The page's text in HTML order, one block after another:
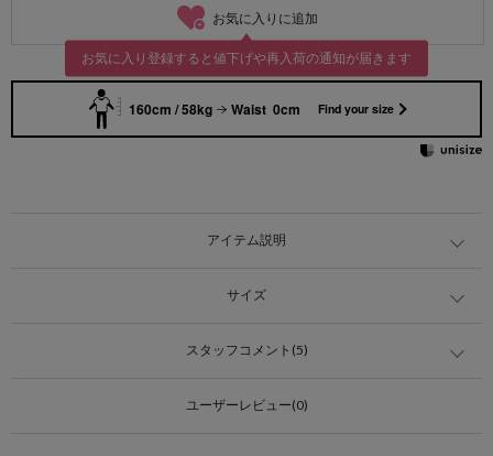
お気に入りに追加
お気に入り登録すると値下げや再入荷の通知が届きます
160cm / 58kg Waist 0cm Find your size
アイテム説明
サイズ
スタッフコメント(5)
ユーザーレビュー(0)